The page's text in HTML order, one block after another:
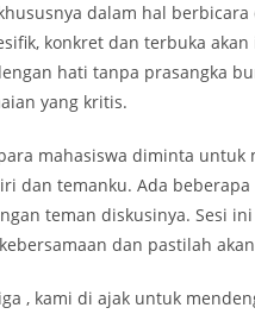
dalam hal
konkret dan terbuka
hati tanpa prasangka
yang kritis.
mahasiswa diminta
dan temanku. Ada
teman diskusinya. Sesi
dan pastilah
, kami di ajak untuk